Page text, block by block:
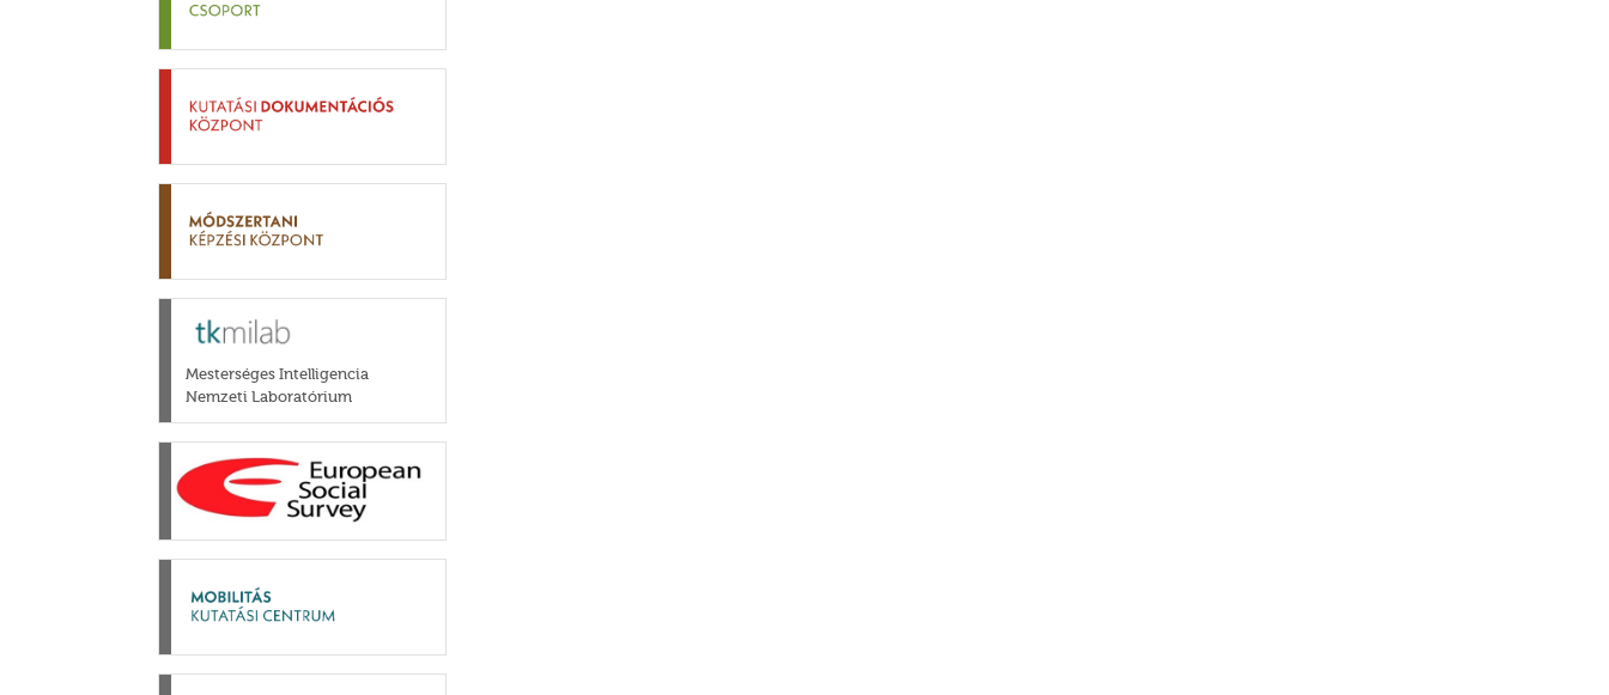
Mesterséges Intelligencia
Nemzeti Laboratórium